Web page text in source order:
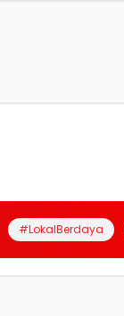
#LokalBerdaya